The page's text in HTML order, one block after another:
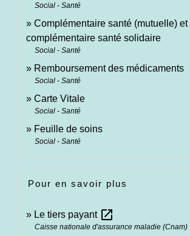
Social - Santé
Complémentaire santé (mutuelle) et
complémentaire santé solidaire
Social - Santé
Remboursement des médicaments
Social - Santé
Carte Vitale
Social - Santé
Feuille de soins
Social - Santé
Pour en savoir plus
Le tiers payant open_in_new
Caisse nationale d'assurance maladie (Cnam)